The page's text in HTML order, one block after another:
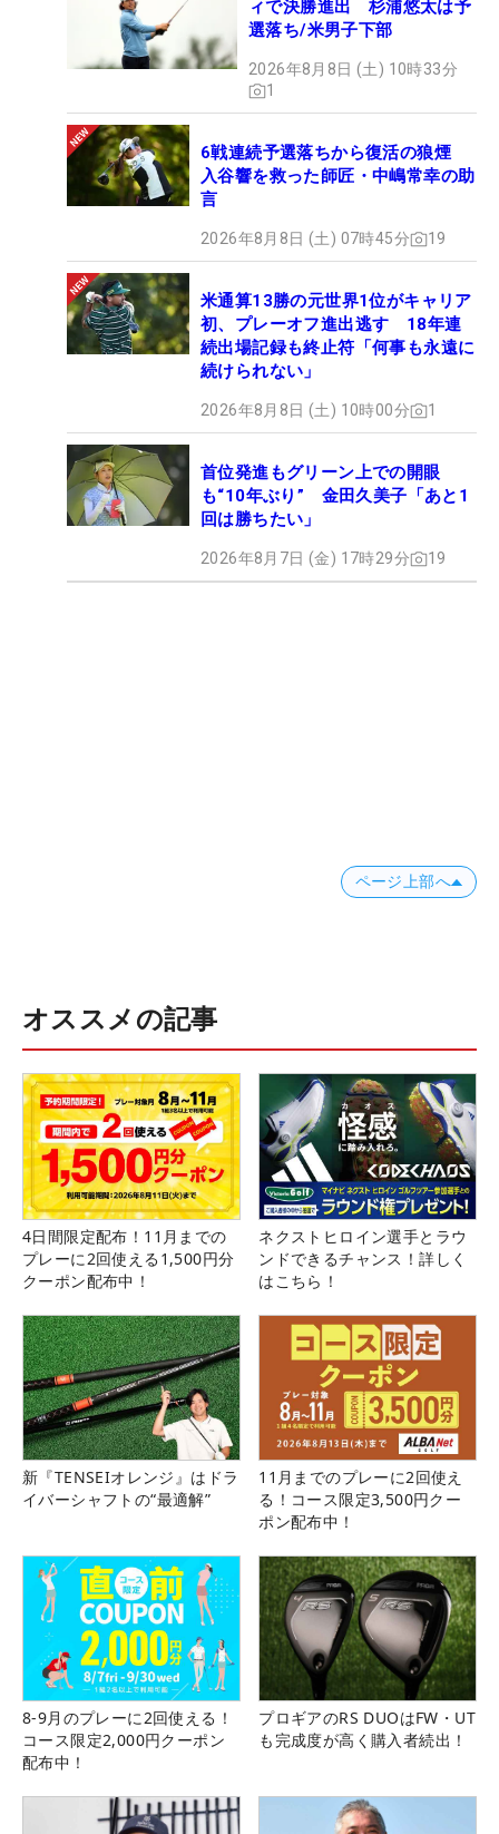
ィで決勝進出 杉浦悠太は予
選落ち/米男子下部
2026年8月8日 (土) 10時33分
1
6戦連続予選落ちから復活の狼煙
入谷響を救った師匠・中嶋常幸の助
言
2026年8月8日 (土) 07時45分 19
米通算13勝の元世界1位がキャリア
初、プレーオフ進出逃す 18年連
続出場記録も終止符「何事も永遠に
続けられない」
2026年8月8日 (土) 10時00分 1
首位発進もグリーン上での開眼
も“10年ぶり” 金田久美子「あと1
回は勝ちたい」
2026年8月7日 (金) 17時29分 19
ページ上部へ
オススメの記事
4日間限定配布！11月までの
プレーに2回使える1,500円分
クーポン配布中！
ネクストヒロイン選手とラウ
ンドできるチャンス！詳しく
はこちら！
新『TENSEIオレンジ』はドラ
イバーシャフトの“最適解”
11月までのプレーに2回使え
る！コース限定3,500円クー
ポン配布中！
8-9月のプレーに2回使える！
コース限定2,000円クーポン
配布中！
プロギアのRS DUOはFW・UT
も完成度が高く購入者続出！